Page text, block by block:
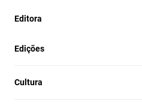
Editora
Edições
Cultura